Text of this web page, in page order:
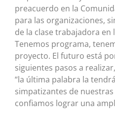
preacuerdo en la
para las organizaciones,
de la clase trabajadora en
Tenemos programa,
proyecto. El futuro está
siguientes pasos a
“la última palabra la
simpatizantes de
confiamos lograr una